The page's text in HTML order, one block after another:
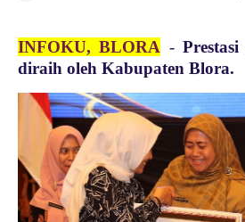
INFOKU, BLORA -
diraih oleh Kabupaten Blora.